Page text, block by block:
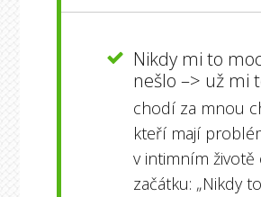
Nikdy mi to
nešlo –> už mi
chodí za mnou
kteří mají
v intimním životě
začátku: „Nikdy